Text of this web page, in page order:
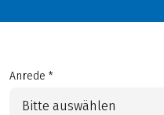
Anrede *
Bitte auswählen